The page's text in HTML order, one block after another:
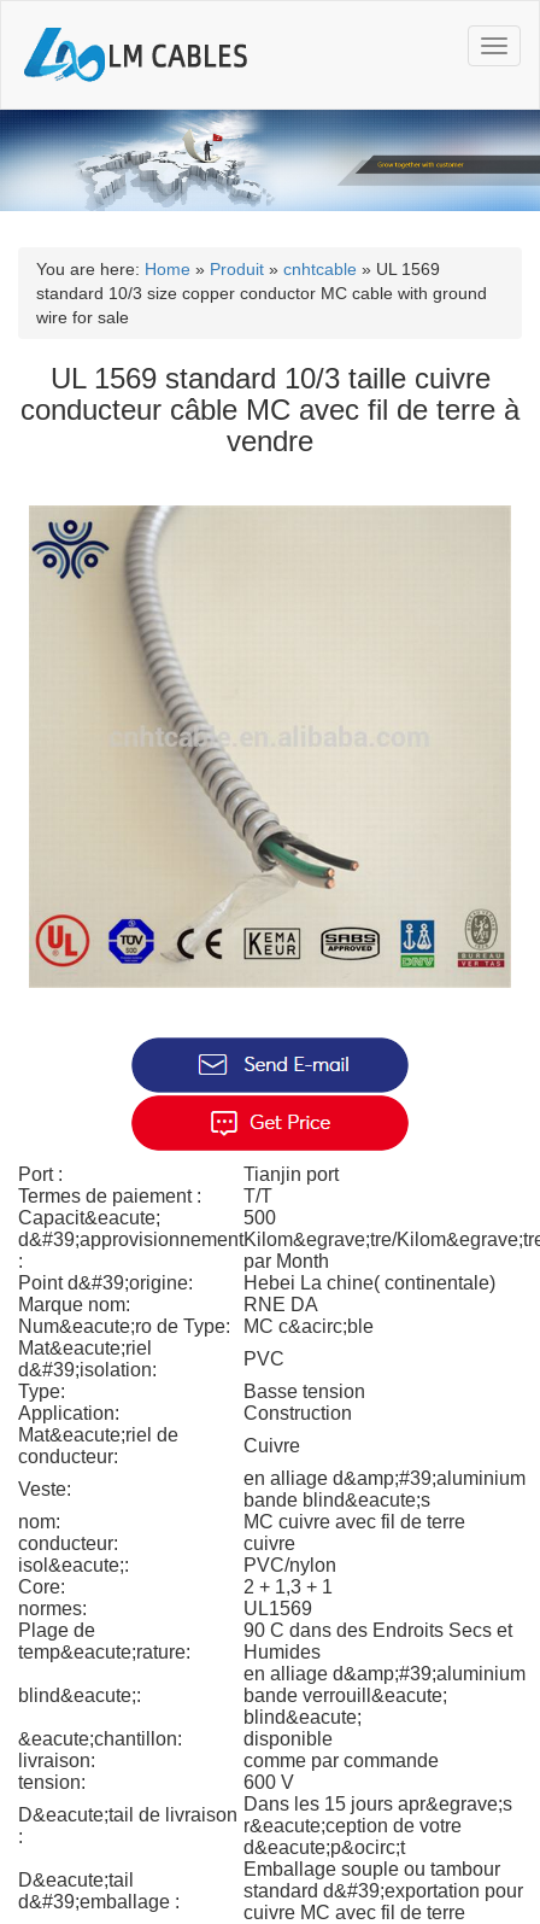
T
o
g
l
n
a
n
You are here: Home » Produit » cnhtcable » UL 1569
standard 10/3 size copper conductor MC cable with ground
wire for sale
UL 1569 standard 10/3 taille cuivre
conducteur câble MC avec fil de terre à
vendre
Port :
Tianjin port
Termes de paiement :
T/T
Capacit&eacute;
d&#39;approvisionnement
:
500
Kilom&egrave;tre/
par Month
Point d&#39;origine:
Hebei La chine( continentale)
Marque nom:
RNE DA
Num&eacute;ro de Type:
MC c&acirc;ble
Mat&eacute;riel
d&#39;isolation:
PVC
Type:
Basse tension
Application:
Construction
Mat&eacute;riel de
conducteur:
Cuivre
Veste:
en alliage d&amp;#39;aluminium
bande blind&eacute;s
nom:
MC cuivre avec fil de terre
conducteur:
cuivre
isol&eacute;:
PVC/nylon
Core:
2 + 1,3 + 1
normes:
UL1569
Plage de
temp&eacute;rature:
90 C dans des Endroits Secs et
Humides
blind&eacute;:
en alliage d&amp;#39;aluminium
bande verrouill&eacute;
blind&eacute;
&eacute;chantillon:
disponible
livraison:
comme par commande
tension:
600 V
D&eacute;tail de livraison
:
Dans les 15 jours apr&egrave;s
r&eacute;ception de votre
d&eacute;p&ocirc;t
D&eacute;tail
d&#39;emballage :
Emballage souple ou tambour
standard d&#39;exportation pour
cuivre MC avec fil de terre